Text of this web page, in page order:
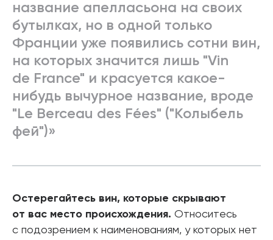
название апелласьона на своих
бутылках, но в одной только
Франции уже появились сотни вин,
на которых значится лишь "Vin
de France" и красуется какое-
нибудь вычурное название, вроде
"Le Berceau des Fées" ("Колыбель
фей")»
Остерегайтесь вин, которые скрывают
от вас место происхождения. Относитесь
с подозрением к наименованиям, у которых нет